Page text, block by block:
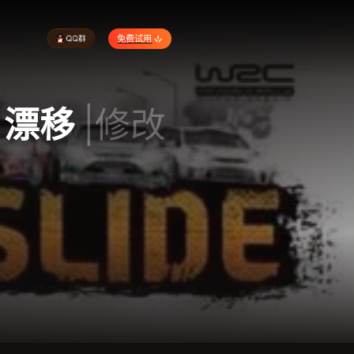
免费试用
移|修改